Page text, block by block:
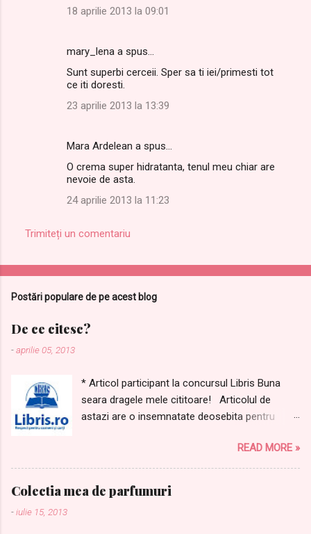
18 aprilie 2013 la 09:01
mary_lena a spus…
Sunt superbi cerceii. Sper sa ti iei/primesti tot
ce iti doresti.
23 aprilie 2013 la 13:39
Mara Ardelean a spus…
O crema super hidratanta, tenul meu chiar are
nevoie de asta.
24 aprilie 2013 la 11:23
Trimiteți un comentariu
Postări populare de pe acest blog
De ce citesc?
-aprilie 05, 2013
* Articol participant la concursul Libris Buna
seara dragele mele cititoare! Articolul de
astazi are o insemnatate deosebita pentru
mea pasiune - cartile, dar si pentru ca acest
articol ma apropie de realizarea unui vis. Ar
insemna mult pentru mine sa castig unul dintre
premiile acordate de aceasta librarie online .
READ MORE »
Colectia mea de parfumuri
-iulie 15, 2013